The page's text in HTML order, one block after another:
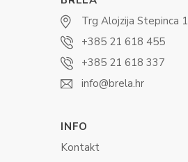
Trg Alojzija Stepinca
+385 21 618 455
+385 21 618 337
info@brela.hr
INFO
Kontakt